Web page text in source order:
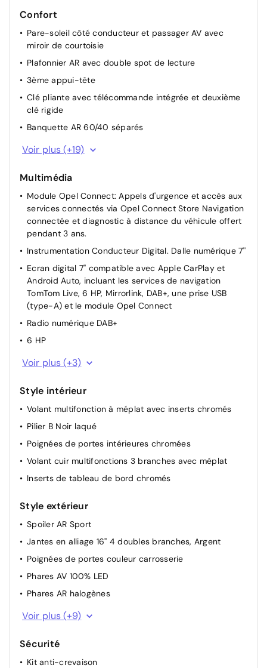
Confort
Pare-soleil côté conducteur et passager AV avec
miroir de courtoisie
Plafonnier AR avec double spot de lecture
3ème appui-tête
Clé pliante avec télécommande intégrée et deuxième
clé rigide
Banquette AR 60/40 séparés
Pack Driver Assist : Régulateur / limiteur de vitesse -
Reconnaissance des panneaux de signalisation -
d’urgence avec détection des piétons - Alerte anti-
somnolence
Rétroviseurs extérieurs électriques et dégivrants avec
rappel de clignotants
Chauffage avec filtre à particules intégré
Console centrale avec porte-gobelets, accoudoir
central et espace de rangement
Siège conducteur et passager AV type Confort
réglables dans 6 positions
Appuis-tête AV réglables
Prise 12V
Régulateur et limiteur de vitesse
Pare-soleils avec miroir de courtoisie côté passager
Palettes au volant
Accoudoir central avec 2 porte-gobelets
Pochettes de rangement à l'AR des sièges AV
Direction assistée
Climatisation manuelle
Vitres AR électriques
Radars de recul
Vitres AV électriques avec fonction anti-pincement
Voir plus (+19)
Multimédia
Module Opel Connect: Appels d'urgence et accès aux
services connectés via Opel Connect Store Navigation
connectée et diagnostic à distance du véhicule offert
pendant 3 ans.
Instrumentation Conducteur Digital. Dalle numérique 7''
Ecran digital 7'' compatible avec Apple CarPlay et
Android Auto, incluant les services de navigation
TomTom Live, 6 HP, Mirrorlink, DAB+, une prise USB
(type-A) et le module Opel Connect
Radio numérique DAB+
6 HP
Ecran d'instrumentation 100% digitale de 7''
Ecran tactile 7" couleur compatible Apple
CarPlay/Android Auto avec navigation TomTom
Voir plus (+3)
Style intérieur
Volant multifonction à méplat avec inserts chromés
Pilier B Noir laqué
Poignées de portes intérieures chromées
Volant cuir multifonctions 3 branches avec méplat
Inserts de tableau de bord chromés
Style extérieur
Spoiler AR Sport
Jantes en alliage 16'' 4 doubles branches, Argent
Poignées de portes couleur carrosserie
Phares AV 100% LED
Phares AR halogènes
Grille de calandre noire avec inserts chromés
Barre de logo chromee
Rétroviseur extérieurs peints en noir
Voir plus (+9)
Sécurité
Kit anti-crevaison